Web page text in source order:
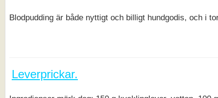
Blodpudding är både nyttigt och billigt hundgodis, och i
Leverprickar.